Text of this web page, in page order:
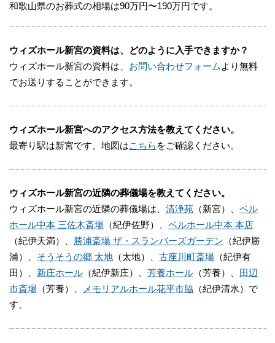
和歌山県のお葬式の相場は90万円〜190万円です。
ウィズホール新宮の資料は、どのように入手できますか？
ウィズホール新宮の資料は、 お問い合わせフォーム より無料
でお送りすることができます。
ウィズホール新宮へのアクセス方法を教えてください。
最寄り駅は新宮です。地図はこちら をご確認ください。
ウィズホール新宮の近隣の葬儀場を教えてください。
ウィズホール新宮の近隣の葬儀場は、 清浄苑 （新宮）、 ベル
ホール中本 三佐木斎場 （紀伊佐野）、 ベルホール中本 本店
（紀伊天満）、 勝浦斎場 ザ・スランバーズガーデン （紀伊勝
浦）、 そうそうの郷 太地 （太地）、 古座川町斎場 （紀伊有
田）、 新庄ホール （紀伊新庄）、 芳養ホール （芳養）、 田辺
市斎場 （芳養）、 メモリアルホール花平市脇 （紀伊清水）で
す。